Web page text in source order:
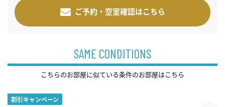
ご予約・空室確認はこちら
SAME CONDITIONS
こちらのお部屋に似ている条件のお部屋はこちら
割引キャンペーン